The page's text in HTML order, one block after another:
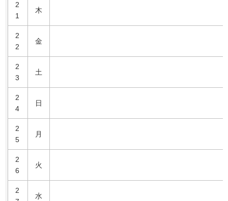
2
1
木
2
2
金
2
3
土
2
4
日
2
5
月
2
6
火
2
水